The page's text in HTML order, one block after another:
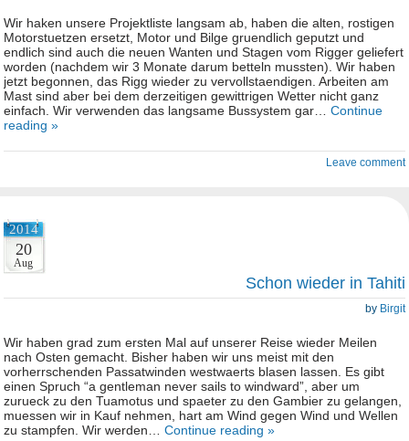
Wir haken unsere Projektliste langsam ab, haben die alten, rostigen
Motorstuetzen ersetzt, Motor und Bilge gruendlich geputzt und
endlich sind auch die neuen Wanten und Stagen vom Rigger geliefert
worden (nachdem wir 3 Monate darum betteln mussten). Wir haben
jetzt begonnen, das Rigg wieder zu vervollstaendigen. Arbeiten am
Mast sind aber bei dem derzeitigen gewittrigen Wetter nicht ganz
einfach. Wir verwenden das langsame Bussystem gar… Continue
reading »
Leave comment
2014
20
Aug
Schon wieder in Tahiti
by Birgit
Wir haben grad zum ersten Mal auf unserer Reise wieder Meilen
nach Osten gemacht. Bisher haben wir uns meist mit den
vorherrschenden Passatwinden westwaerts blasen lassen. Es gibt
einen Spruch “a gentleman never sails to windward”, aber um
zurueck zu den Tuamotus und spaeter zu den Gambier zu gelangen,
muessen wir in Kauf nehmen, hart am Wind gegen Wind und Wellen
zu stampfen. Wir werden… Continue reading »